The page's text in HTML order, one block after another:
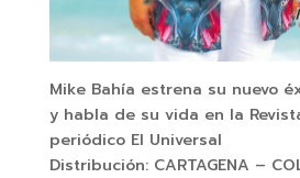
Mike Bahía estrena su nuevo
y habla de su vida en la
periódico El Universal
Distribución: CARTAGENA –